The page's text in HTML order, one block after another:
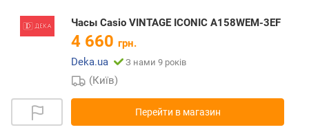
Часы Casio VINTAGE ICONIC A158WEM-3EF
4 660 грн.
Deka.ua
З нами 9 років
(Київ)
Перейти в магазин